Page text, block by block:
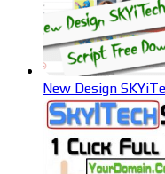
New Design